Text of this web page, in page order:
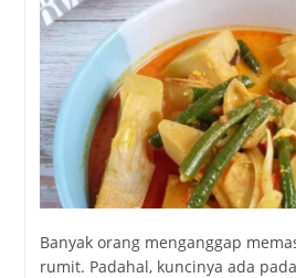
Banyak orang menganggap
rumit. Padahal, kuncinya ada